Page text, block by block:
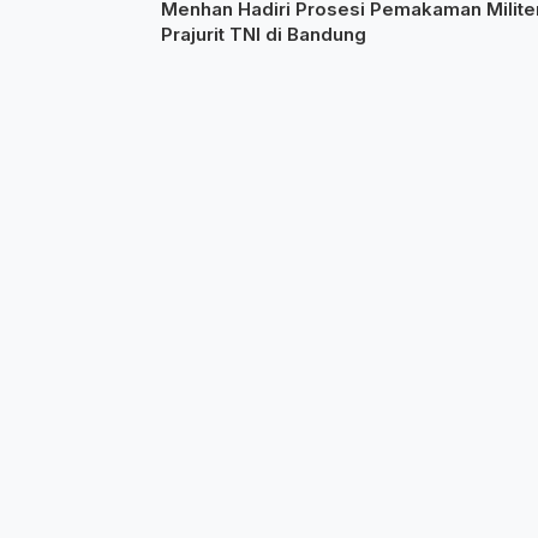
Menhan Hadiri Prosesi Pemakaman
Prajurit TNI di Bandung